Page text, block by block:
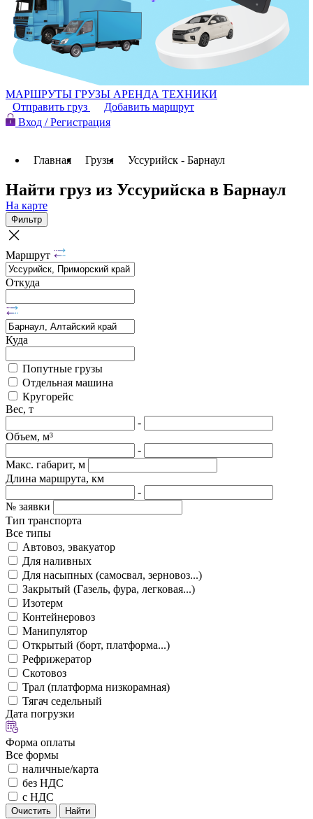
МАРШРУТЫ ГРУЗЫ АРЕНДА ТЕХНИКИ
Отправить груз
Добавить маршрут
Вход / Регистрация
Главная Грузы Уссурийск - Барнаул
Найти груз из Уссурийска в Барнаул
На карте
Фильтр
Маршрут
Откуда
Куда
Попутные грузы
Отдельная машина
Кругорейс
Вес, т
-
Объем, м³
-
Макс. габарит, м
Длина маршрута, км
-
№ заявки
Тип транспорта
Все типы
Автовоз, эвакуатор
Для наливных
Для насыпных (самосвал, зерновоз...)
Закрытый (Газель, фура, легковая...)
Изотерм
Контейнеровоз
Манипулятор
Открытый (борт, платформа...)
Рефрижератор
Скотовоз
Трал (платформа низкорамная)
Тягач седельный
Дата погрузки
Форма оплаты
Все формы
наличные/карта
без НДС
с НДС
Очистить Найти